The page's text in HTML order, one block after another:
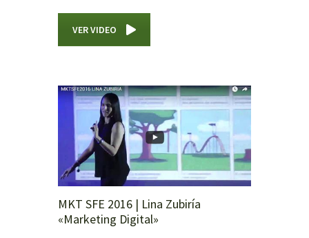
VER VIDEO
MKT SFE 2016 | Lina Zubiría
«Marketing Digital»